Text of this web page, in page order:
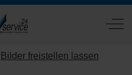
Off-
Bilder freistellen lassen